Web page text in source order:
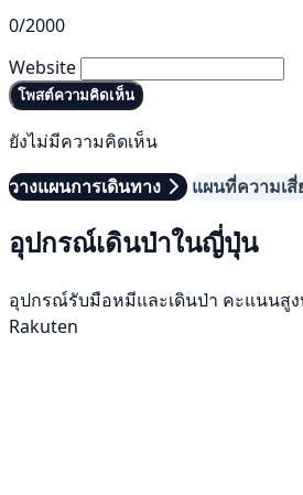
0/2000
Website
โพสต์ความคิดเห็น
ยังไม่มีความคิดเห็น
วางแผนการเดินทาง
แผนที่ความเสี่
อุปกรณ์เดินป่าในญี่ปุ่น
อุปกรณ์รับมือหมีและเดินป่า คะแนนสูง
Rakuten